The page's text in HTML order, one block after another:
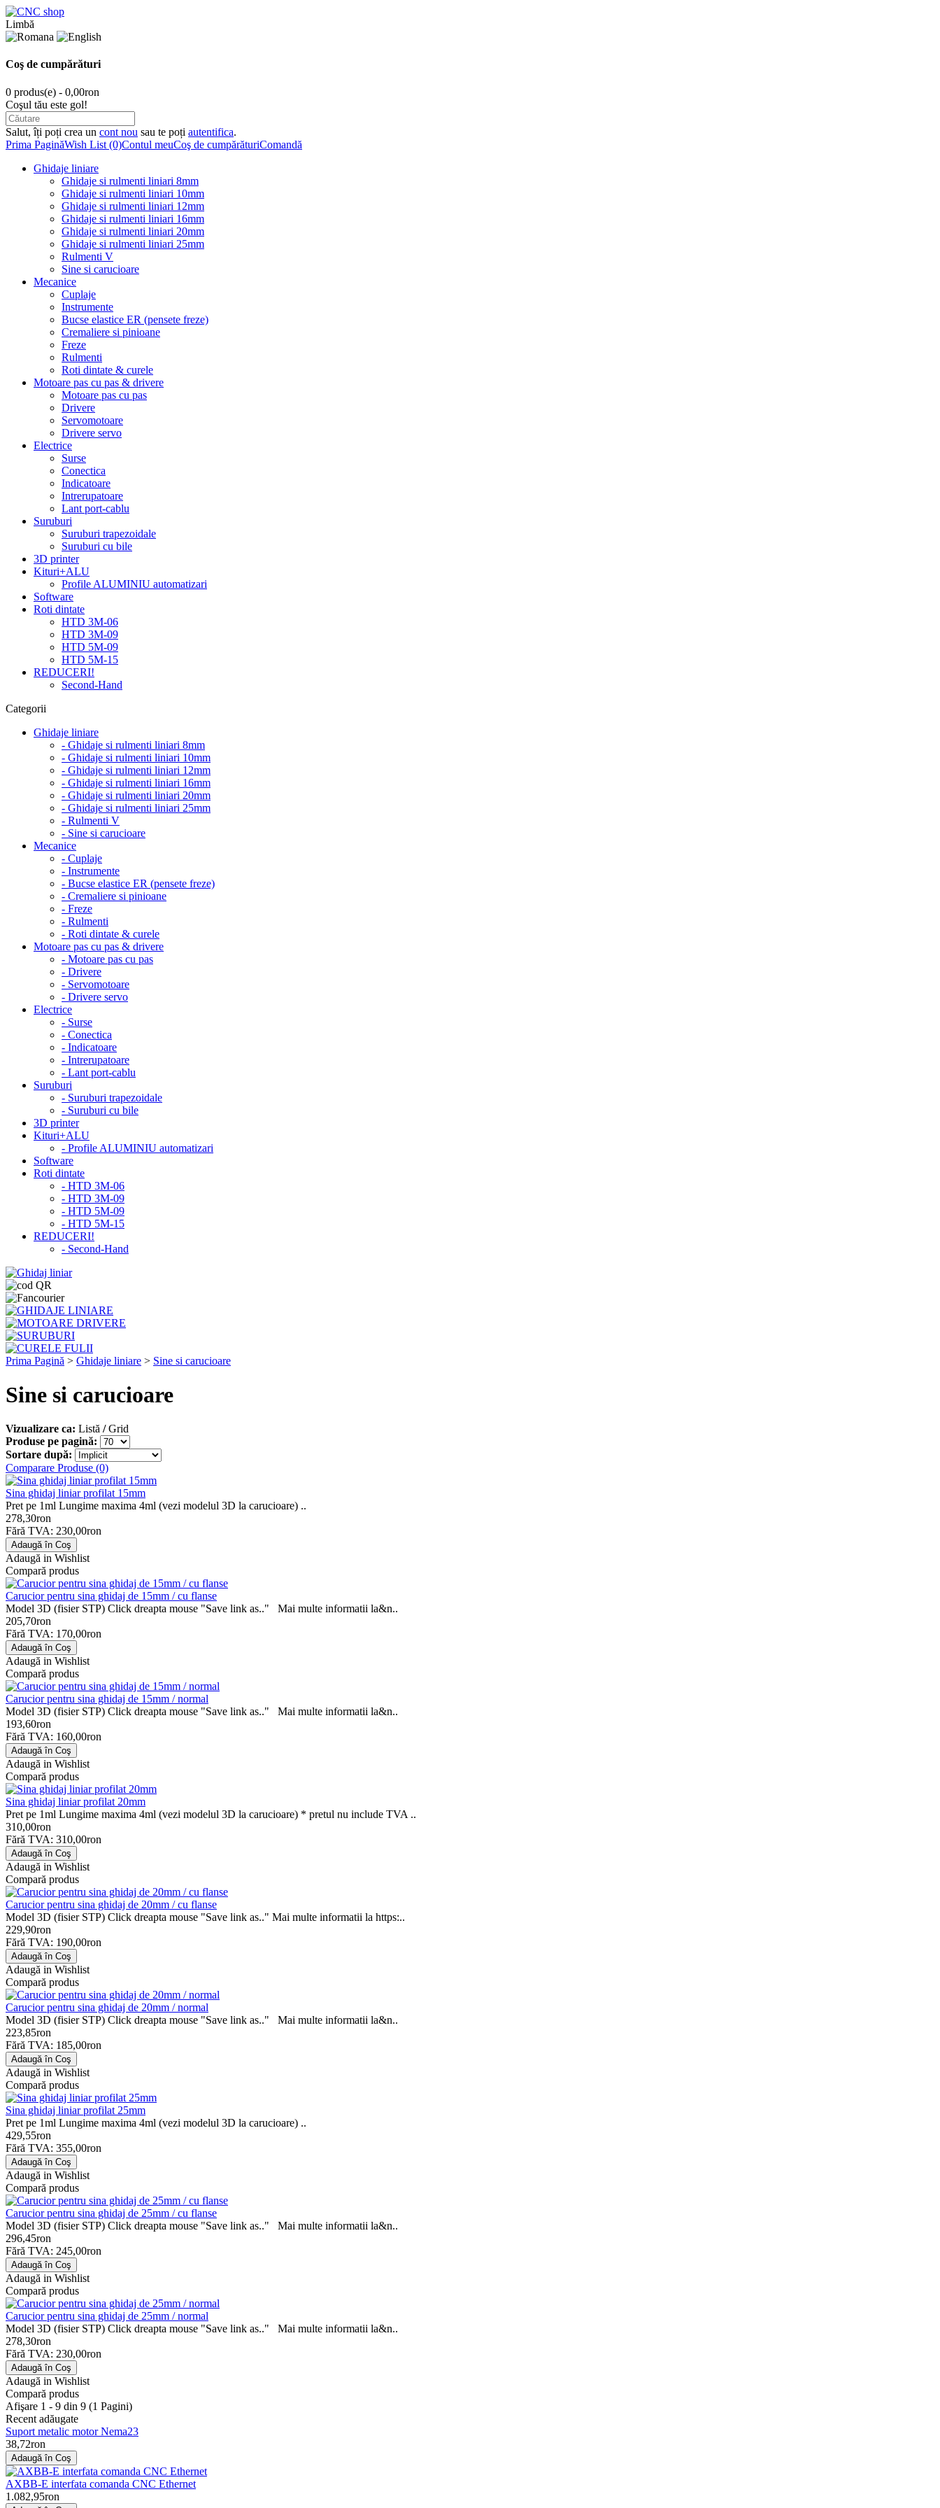
Limbă
Coş de cumpărături
0 produs(e) - 0,00ron
Coşul tău este gol!
Salut, îți poți crea un cont nou sau te poți autentifica.
Prima PaginăWish List (0)Contul meuCoş de cumpărăturiComandă
Ghidaje liniare
Ghidaje si rulmenti liniari 8mm
Ghidaje si rulmenti liniari 10mm
Ghidaje si rulmenti liniari 12mm
Ghidaje si rulmenti liniari 16mm
Ghidaje si rulmenti liniari 20mm
Ghidaje si rulmenti liniari 25mm
Rulmenti V
Sine si carucioare
Mecanice
Cuplaje
Instrumente
Bucse elastice ER (pensete freze)
Cremaliere si pinioane
Freze
Rulmenti
Roti dintate & curele
Motoare pas cu pas & drivere
Motoare pas cu pas
Drivere
Servomotoare
Drivere servo
Electrice
Surse
Conectica
Indicatoare
Intrerupatoare
Lant port-cablu
Suruburi
Suruburi trapezoidale
Suruburi cu bile
3D printer
Kituri+ALU
Profile ALUMINIU automatizari
Software
Roti dintate
HTD 3M-06
HTD 3M-09
HTD 5M-09
HTD 5M-15
REDUCERI!
Second-Hand
Categorii
Ghidaje liniare
- Ghidaje si rulmenti liniari 8mm
- Ghidaje si rulmenti liniari 10mm
- Ghidaje si rulmenti liniari 12mm
- Ghidaje si rulmenti liniari 16mm
- Ghidaje si rulmenti liniari 20mm
- Ghidaje si rulmenti liniari 25mm
- Rulmenti V
- Sine si carucioare
Mecanice
- Cuplaje
- Instrumente
- Bucse elastice ER (pensete freze)
- Cremaliere si pinioane
- Freze
- Rulmenti
- Roti dintate & curele
Motoare pas cu pas & drivere
- Motoare pas cu pas
- Drivere
- Servomotoare
- Drivere servo
Electrice
- Surse
- Conectica
- Indicatoare
- Intrerupatoare
- Lant port-cablu
Suruburi
- Suruburi trapezoidale
- Suruburi cu bile
3D printer
Kituri+ALU
- Profile ALUMINIU automatizari
Software
Roti dintate
- HTD 3M-06
- HTD 3M-09
- HTD 5M-09
- HTD 5M-15
REDUCERI!
- Second-Hand
Prima Pagină > Ghidaje liniare > Sine si carucioare
Sine si carucioare
Vizualizare ca: Listă / Grid
Produse pe pagină:
Sortare după:
Comparare Produse (0)
Sina ghidaj liniar profilat 15mm
Pret pe 1ml Lungime maxima 4ml (vezi modelul 3D la carucioare) ..
278,30ron
Fără TVA: 230,00ron
Adaugă in Wishlist
Compară produs
Carucior pentru sina ghidaj de 15mm / cu flanse
Model 3D (fisier STP) Click dreapta mouse "Save link as.." Mai multe informatii la&n..
205,70ron
Fără TVA: 170,00ron
Adaugă in Wishlist
Compară produs
Carucior pentru sina ghidaj de 15mm / normal
Model 3D (fisier STP) Click dreapta mouse "Save link as.." Mai multe informatii la&n..
193,60ron
Fără TVA: 160,00ron
Adaugă in Wishlist
Compară produs
Sina ghidaj liniar profilat 20mm
Pret pe 1ml Lungime maxima 4ml (vezi modelul 3D la carucioare) * pretul nu include TVA ..
310,00ron
Fără TVA: 310,00ron
Adaugă in Wishlist
Compară produs
Carucior pentru sina ghidaj de 20mm / cu flanse
Model 3D (fisier STP) Click dreapta mouse "Save link as.." Mai multe informatii la https:..
229,90ron
Fără TVA: 190,00ron
Adaugă in Wishlist
Compară produs
Carucior pentru sina ghidaj de 20mm / normal
Model 3D (fisier STP) Click dreapta mouse "Save link as.." Mai multe informatii la&n..
223,85ron
Fără TVA: 185,00ron
Adaugă in Wishlist
Compară produs
Sina ghidaj liniar profilat 25mm
Pret pe 1ml Lungime maxima 4ml (vezi modelul 3D la carucioare) ..
429,55ron
Fără TVA: 355,00ron
Adaugă in Wishlist
Compară produs
Carucior pentru sina ghidaj de 25mm / cu flanse
Model 3D (fisier STP) Click dreapta mouse "Save link as.." Mai multe informatii la&n..
296,45ron
Fără TVA: 245,00ron
Adaugă in Wishlist
Compară produs
Carucior pentru sina ghidaj de 25mm / normal
Model 3D (fisier STP) Click dreapta mouse "Save link as.." Mai multe informatii la&n..
278,30ron
Fără TVA: 230,00ron
Adaugă in Wishlist
Compară produs
Afişare 1 - 9 din 9 (1 Pagini)
Recent adăugate
Suport metalic motor Nema23
38,72ron
AXBB-E interfata comanda CNC Ethernet
1.082,95ron